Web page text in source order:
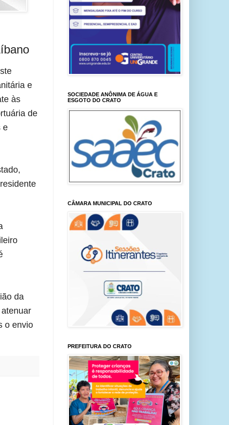
e
às
de
e
da
o envio
SOCIEDADE ANÔNIMA DE ÁGUA E
ESGOTO DO CRATO
CÂMARA MUNICIPAL DO CRATO
PREFEITURA DO CRATO